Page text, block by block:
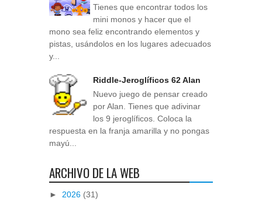
Tienes que encontrar todos los
mini monos y hacer que el
mono sea feliz encontrando elementos y
pistas, usándolos en los lugares adecuados
y...
Riddle-Jeroglíficos 62 Alan
Nuevo juego de pensar creado
por Alan. Tienes que adivinar
los 9 jeroglíficos. Coloca la
respuesta en la franja amarilla y no pongas
mayú...
ARCHIVO DE LA WEB
► 2026 (31)